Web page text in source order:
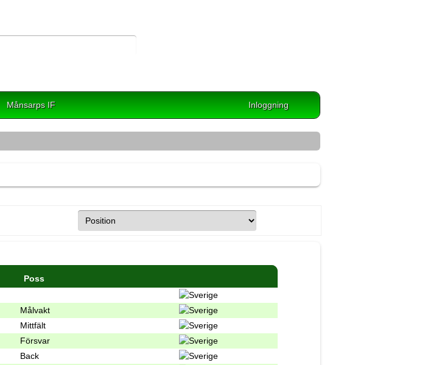
Månsarps IF Inloggning
Poss
Målvakt
Mittfält
Försvar
Back